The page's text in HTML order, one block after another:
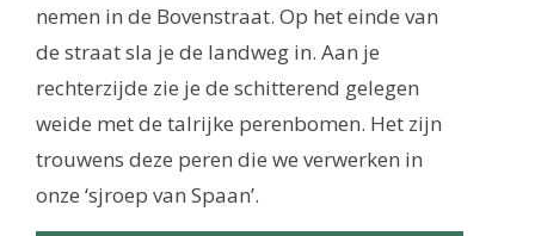
nemen in de Bovenstraat. Op het einde van
de straat sla je de landweg in. Aan je
rechterzijde zie je de schitterend gelegen
weide met de talrijke perenbomen. Het zijn
trouwens deze peren die we verwerken in
onze ‘sjroep van Spaan’.